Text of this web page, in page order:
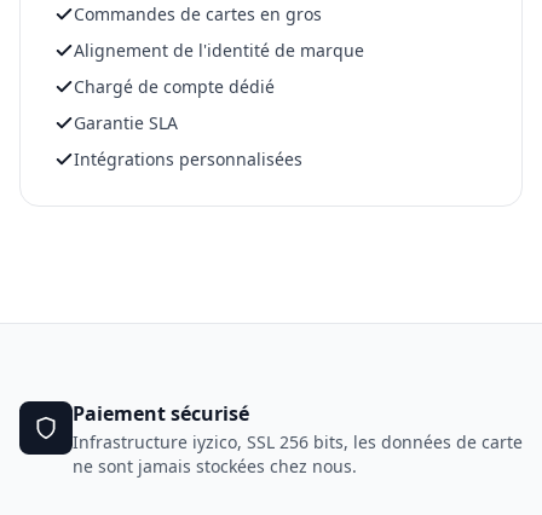
Commandes de cartes en gros
Alignement de l'identité de marque
Chargé de compte dédié
Garantie SLA
Intégrations personnalisées
Paiement sécurisé
Infrastructure iyzico, SSL 256 bits, les données de carte
ne sont jamais stockées chez nous.